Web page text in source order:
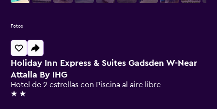
Holiday Inn Express & Suites Gadsden W-Near
Attalla By IHG
Hotel de 2 estrellas con Piscina al aire libre
2 estrellas
Fotos